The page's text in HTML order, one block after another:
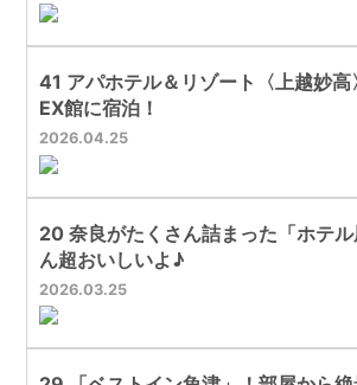
2026 04 25
41 アパホテル＆リゾート〈上越妙
EX館に宿泊！
2026 03 25
20 奈良がたくさん詰まった「ホテ
ん超おいしいよ♪